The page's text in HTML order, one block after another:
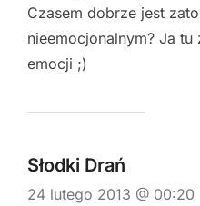
Czasem dobrze jest
nieemocjonalnym? Ja
emocji ;)
Słodki Drań
24 lutego 2013 @ 00:20